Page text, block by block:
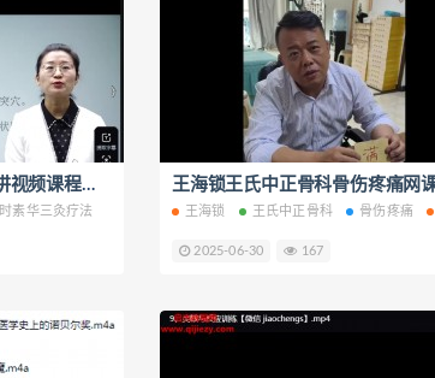
时素华三灸疗法针灸81讲视频课程百度网盘下载学习
时素华三灸疗法 王海锁 王氏中正骨科 骨伤疼痛
2025-06-30 167